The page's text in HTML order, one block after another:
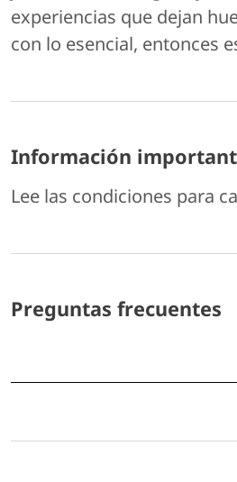
experiencias que dejan
con lo esencial, entonces
Información
Lee las condiciones para
Preguntas frecuentes